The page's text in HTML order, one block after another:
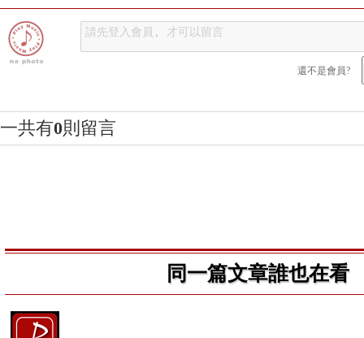
還不是會員?
一共有0則留言
同一篇文章誰也在看